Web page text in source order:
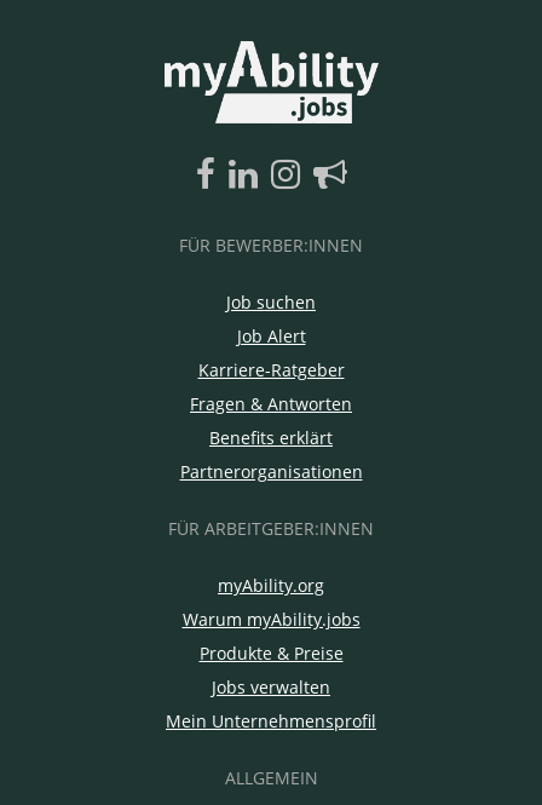
FÜR BEWERBER:INNEN
Job suchen
Job Alert
Karriere-Ratgeber
Fragen & Antworten
Benefits erklärt
Partnerorganisationen
FÜR ARBEITGEBER:INNEN
myAbility.org
Warum myAbility.jobs
Produkte & Preise
Jobs verwalten
Mein Unternehmensprofil
ALLGEMEIN